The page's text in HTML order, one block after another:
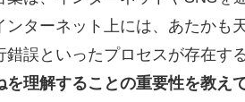
ンターネット上には、あたか
錯誤といったプロセスが存在す
を理解することの重要性を教え